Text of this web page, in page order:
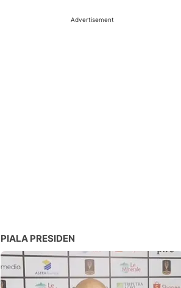
Advertisement
PIALA PRESIDEN